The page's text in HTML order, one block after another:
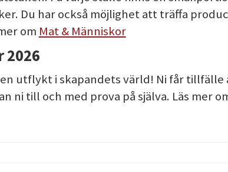
Du har också möjlighet att träffa
om Mat & Människor
2026
utflykt i skapandets värld! Ni får tillfälle
ni till och med prova på själva. Läs mer